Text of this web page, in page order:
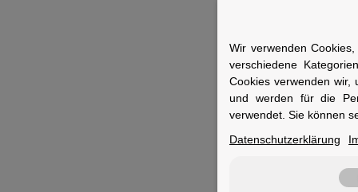
Wir verwenden
verschiedene
Cookies verwenden wir,
und werden für die
verwendet. Sie können
Datenschutzerklärung